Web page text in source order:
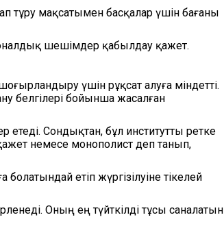
тұру мақсатымен басқалар үшін бағаны
шешімдер қабылдау қажет.
үшін рұқсат алуға міндетті.
белгілері бойынша жасалған
Сондықтан, бұл институтты ретке
немесе монополист деп танып,
етіп жүргізілуіне тікелей
Оның ең түйткілді тұсы саналатын